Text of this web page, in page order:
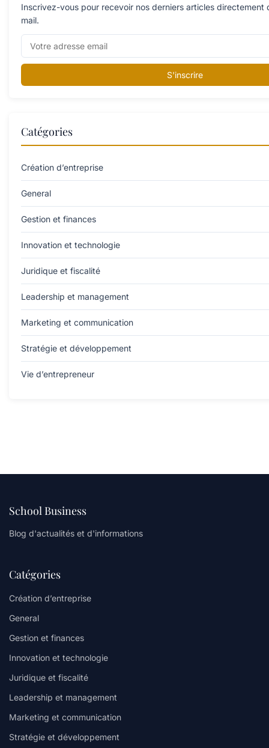
Inscrivez-vous pour recevoir nos derniers articles directement
mail.
S'inscrire
Catégories
Création d’entreprise
General
Gestion et finances
Innovation et technologie
Juridique et fiscalité
Leadership et management
Marketing et communication
Stratégie et développement
Vie d’entrepreneur
School Business
Blog d'actualités et d'informations
Catégories
Création d’entreprise
General
Gestion et finances
Innovation et technologie
Juridique et fiscalité
Leadership et management
Marketing et communication
Stratégie et développement